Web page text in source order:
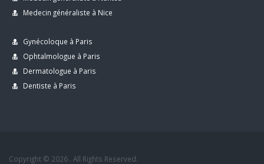
Medecin généraliste à Nice
Gynécoloque à Paris
Ophtalmologue à Paris
Dermatologue à Paris
Dentiste à Paris
Copyright © 2026 . All Rights Reserved.